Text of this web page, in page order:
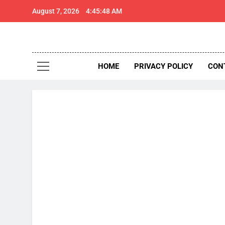
August 7, 2026 4:45:49 AM
Thar
HOME PRIVACY POLICY